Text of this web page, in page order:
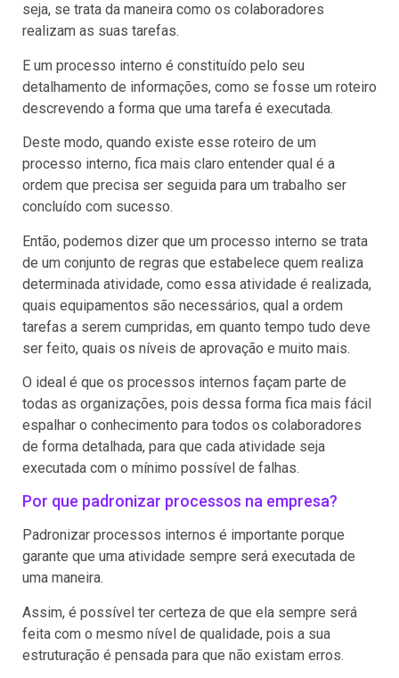
seja, se trata da maneira como os colaboradores
realizam as suas tarefas.
E um processo interno é constituído pelo seu
detalhamento de informações, como se fosse um roteiro
descrevendo a forma que uma tarefa é executada.
Deste modo, quando existe esse roteiro de um
processo interno, fica mais claro entender qual é a
ordem que precisa ser seguida para um trabalho ser
concluído com sucesso.
Então, podemos dizer que um processo interno se trata
de um conjunto de regras que estabelece quem realiza
determinada atividade, como essa atividade é realizada,
quais equipamentos são necessários, qual a ordem
tarefas a serem cumpridas, em quanto tempo tudo deve
ser feito, quais os níveis de aprovação e muito mais.
O ideal é que os processos internos façam parte de
todas as organizações, pois dessa forma fica mais fácil
espalhar o conhecimento para todos os colaboradores
de forma detalhada, para que cada atividade seja
executada com o mínimo possível de falhas.
Por que padronizar processos na empresa?
Padronizar processos internos é importante porque
garante que uma atividade sempre será executada de
uma maneira.
Assim, é possível ter certeza de que ela sempre será
feita com o mesmo nível de qualidade, pois a sua
estruturação é pensada para que não existam erros.